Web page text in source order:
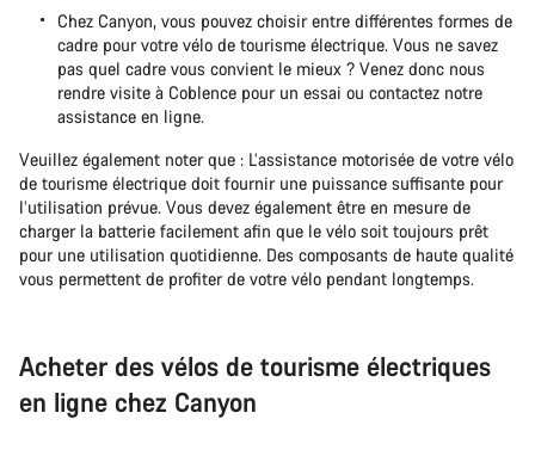
Chez Canyon, vous pouvez choisir entre différentes formes de
cadre pour votre vélo de tourisme électrique. Vous ne savez
pas quel cadre vous convient le mieux ? Venez donc nous
rendre visite à Coblence pour un essai ou contactez notre
assistance en ligne.
Veuillez également noter que : L’assistance motorisée de votre vélo
de tourisme électrique doit fournir une puissance suffisante pour
l’utilisation prévue. Vous devez également être en mesure de
charger la batterie facilement afin que le vélo soit toujours prêt
pour une utilisation quotidienne. Des composants de haute qualité
vous permettent de profiter de votre vélo pendant longtemps.
Acheter des vélos de tourisme électriques
en ligne chez Canyon